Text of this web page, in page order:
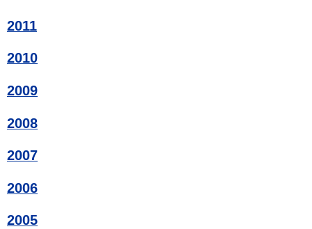
2011
2010
2009
2008
2007
2006
2005